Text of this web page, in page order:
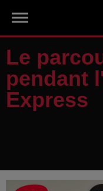
Le
pendant
Express